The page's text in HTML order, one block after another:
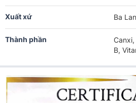
Xuất xứ Ba Lan
Thành phần
B,